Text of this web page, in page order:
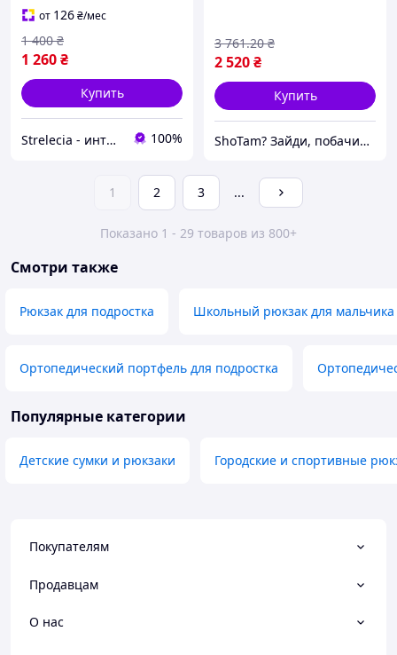
от 126₴/мес
1 260₴
1 400 ₴
Купить
Strelecia - интернет-магазин 100%
2 520₴
3 761.20 ₴
Купить
ShoTam? Зайди, побачиш сам!
1 2 3 ...
Показано 1 - 29 товаров из 800+
Смотри также
Рюкзак для подростка Школьный рюкзак для мальчика
Ортопедический портфель для подростка
Популярные категории
Детские сумки и рюкзаки Городские и спортивные
Покупателям
Продавцам
О нас